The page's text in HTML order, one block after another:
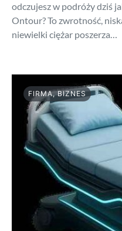
odczujesz w podróży dziś
Ontour? To zwrotność,
niewielki ciężar poszerza…
FIRMA, BIZNES